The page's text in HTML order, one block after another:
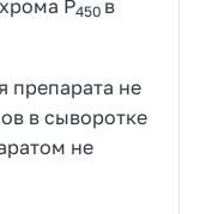
Р450 в
препарата не
в сыворотке
не